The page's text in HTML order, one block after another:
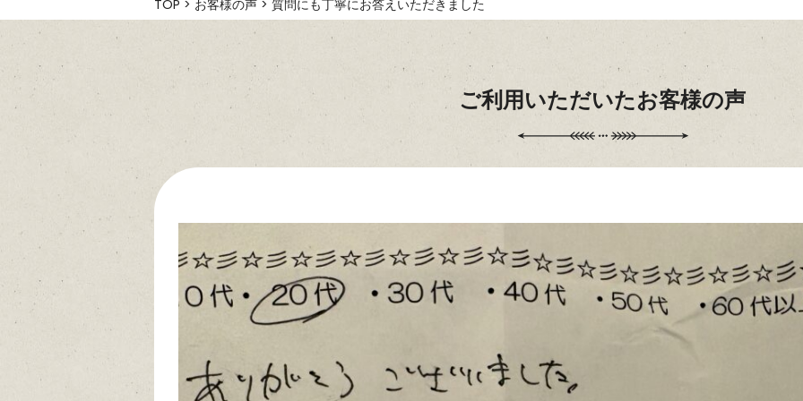
TOP > お客様の声 > 質問にも丁寧にお答えいただきました
ご利用いただいたお客様の声